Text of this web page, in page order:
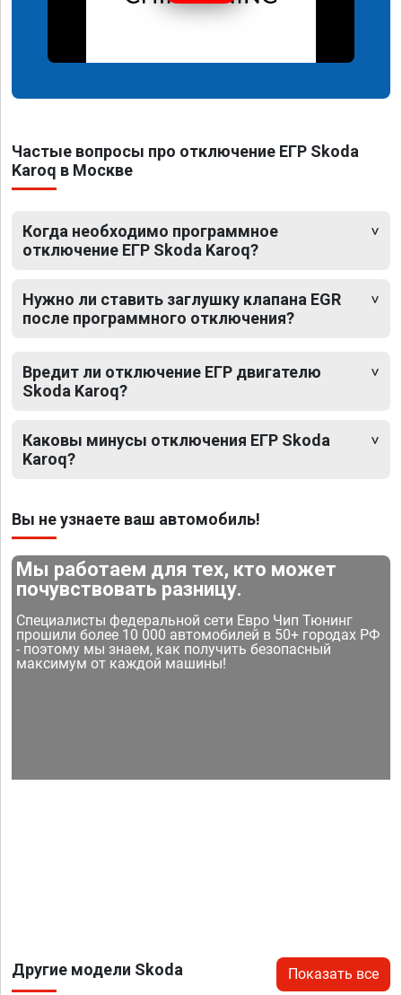
Частые вопросы про отключение ЕГР Skoda
Karoq в Москве
Когда необходимо программное
отключение ЕГР Skoda Karoq?
Нужно ли ставить заглушку клапана EGR
после программного отключения?
Вредит ли отключение ЕГР двигателю
Skoda Karoq?
Каковы минусы отключения ЕГР Skoda
Karoq?
Вы не узнаете ваш автомобиль!
Мы работаем для тех, кто может
почувствовать разницу.
Специалисты федеральной сети Евро Чип Тюнинг
прошили более 10 000 автомобилей в 50+ городах РФ
- поэтому мы знаем, как получить безопасный
максимум от каждой машины!
Другие модели Skoda Показать все